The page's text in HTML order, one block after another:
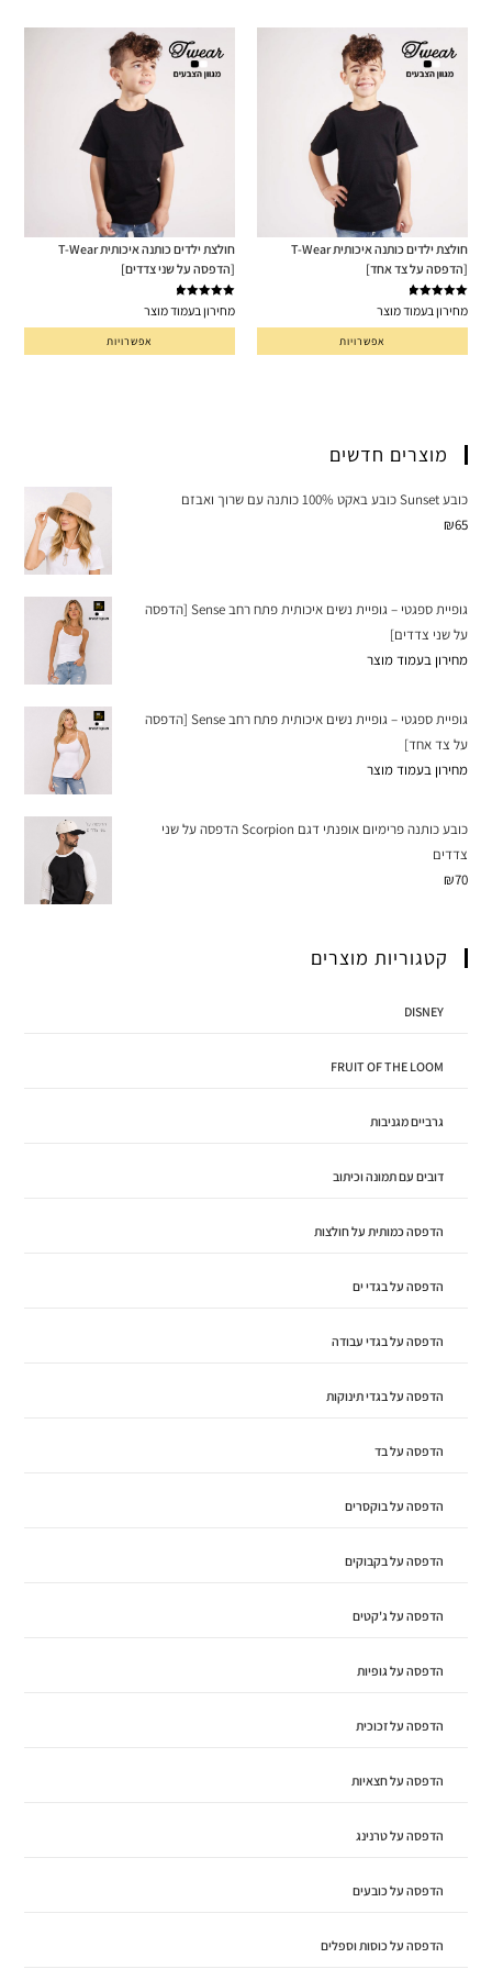
חולצת ילדים כותנה איכותית T-Wear
[הדפסה על צד אחד]
דורג5.00
מחירון בעמוד מוצר
אפשרויות
חולצת ילדים כותנה איכותית T-Wear
[הדפסה על שני צדדים]
דורג5.00
מחירון בעמוד מוצר
אפשרויות
מוצרים חדשים
כובע Sunset כובע באקט 100% כותנה עם שרוך ואבזם
₪65
גופיית ספגטי – גופיית נשים איכותית פתח רחב Sense [הדפסה
על שני צדדים]
מחירון בעמוד מוצר
גופיית ספגטי – גופיית נשים איכותית פתח רחב Sense [הדפסה
על צד אחד]
מחירון בעמוד מוצר
כובע כותנה פרימיום אופנתי דגם Scorpion הדפסה על שני
צדדים
₪70
קטגוריות מוצרים
DISNEY
FRUIT OF THE LOOM
גרביים מגניבות
דובים עם תמונה וכיתוב
הדפסה כמותית על חולצות
הדפסה על בגדי ים
הדפסה על בגדי עבודה
הדפסה על בגדי תינוקות
הדפסה על בד
הדפסה על בוקסרים
הדפסה על בקבוקים
הדפסה על ג'קטים
הדפסה על גופיות
הדפסה על זכוכית
הדפסה על חצאיות
הדפסה על טרנינג
הדפסה על כובעים
הדפסה על כוסות וספלים